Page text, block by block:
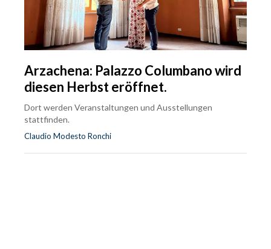
Arzachena: Palazzo Columbano wird
diesen Herbst eröffnet.
Dort werden Veranstaltungen und Ausstellungen
stattfinden.
Claudio Modesto Ronchi